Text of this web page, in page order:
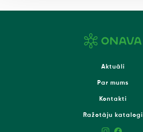
Aktuāli
Par mums
Kontakti
Ražotāju katalogi